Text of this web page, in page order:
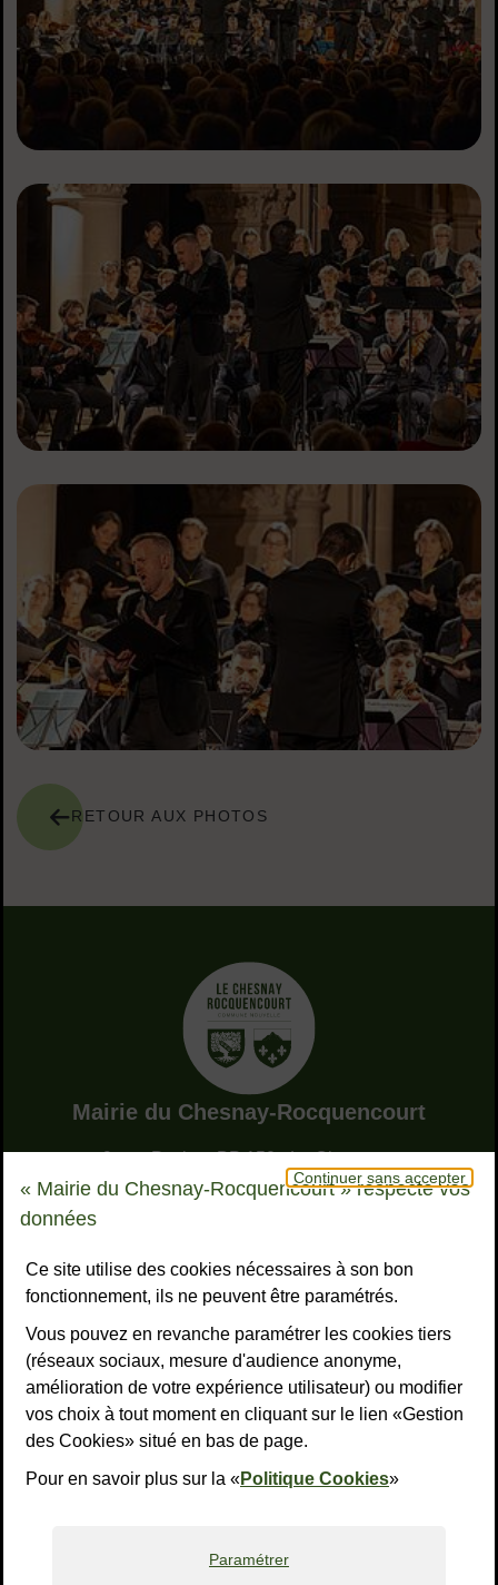
Continuer sans accepter
« Mairie du Chesnay-Rocquencourt » respecte vos
données
Ce site utilise des cookies nécessaires à son bon
fonctionnement, ils ne peuvent être paramétrés.
Vous pouvez en revanche paramétrer les cookies tiers
(réseaux sociaux, mesure d'audience anonyme,
amélioration de votre expérience utilisateur) ou modifier
vos choix à tout moment en cliquant sur le lien «Gestion
des Cookies» situé en bas de page.
Pour en savoir plus sur la «Politique Cookies»
Paramétrer
RETOUR AUX PHOTOS
Adresse dans le pied de page
Mairie du Chesnay-Rocquencourt
9, rue Pottier - BP 150 - Le Chesnay
78155 Le Chesnay-Rocquencourt cedex
NOUS CONTACTER
S’ABONNER À LA LETTRE D’INFO
Liens réseaux sociaux
Facebook
Instagram
YouTube
Liens bas de page
Mentions légalesAccessibilité : non conforme
Politiques de confidentialitéGestion des cookies